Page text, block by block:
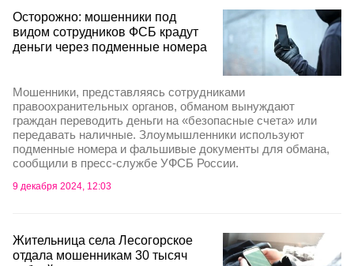
Осторожно: мошенники под
видом сотрудников ФСБ крадут
деньги через подменные номера
Мошенники, представляясь сотрудниками
правоохранительных органов, обманом вынуждают
граждан переводить деньги на «безопасные счета» или
передавать наличные. Злоумышленники используют
подменные номера и фальшивые документы для обмана,
сообщили в пресс-службе УФСБ России.
9 декабря 2024, 12:03
Жительница села Лесогорское
отдала мошенникам 30 тысяч